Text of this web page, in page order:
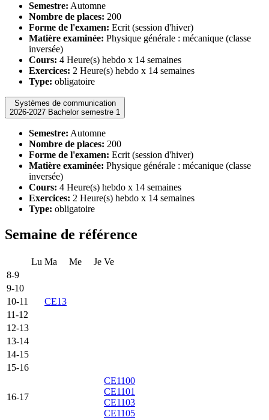
Semestre: Automne
Nombre de places: 200
Forme de l'examen: Ecrit (session d'hiver)
Matière examinée: Physique générale : mécanique (classe
inversée)
Cours: 4 Heure(s) hebdo x 14 semaines
Exercices: 2 Heure(s) hebdo x 14 semaines
Type: obligatoire
Systèmes de communication
2026-2027 Bachelor semestre 1
Semestre: Automne
Nombre de places: 200
Forme de l'examen: Ecrit (session d'hiver)
Matière examinée: Physique générale : mécanique (classe
inversée)
Cours: 4 Heure(s) hebdo x 14 semaines
Exercices: 2 Heure(s) hebdo x 14 semaines
Type: obligatoire
Semaine de référence
Lu Ma Me Je Ve
8-9
9-10
10-11
CE13
11-12
12-13
13-14
14-15
15-16
16-17
CE1100
CE1101
CE1103
CE1105